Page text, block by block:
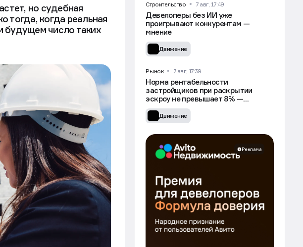
но судебная
тогда, когда реальная
будущем число таких
Строительство 7 авг, 17:49
Девелоперы без ИИ уже
проигрывают конкурентам —
мнение
Движение
Рынок 7 авг, 17:39
Норма рентабельности
застройщиков при раскрытии
эскроу не превышает 8% —
Минстрой
Движение
Реклама